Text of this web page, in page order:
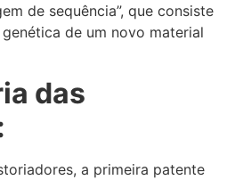
de sequência”, que consiste
de um novo material
das
a primeira patente